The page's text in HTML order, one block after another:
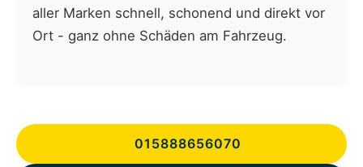
aller Marken schnell, schonend und direkt vor
Ort - ganz ohne Schäden am Fahrzeug.
015888656070